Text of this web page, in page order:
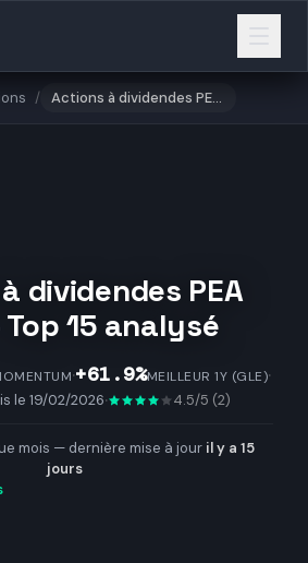
/ Actions à dividendes PEA 2026 - Top 15 a…
dividendes PEA
15 analysé
·+61.9%MEILLEUR 1Y (GLE)·
le 19/02/2026· 4.5/5 (2)
mois — dernière mise à jour il y a 15
jours